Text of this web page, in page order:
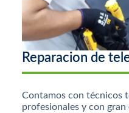
Reparacion de
Contamos con técnicos
profesionales y con